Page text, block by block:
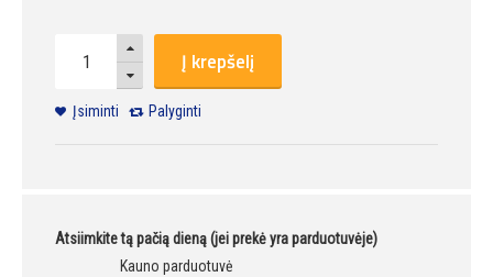
Į krepšelį
Įsiminti Palyginti
Atsiimkite tą pačią dieną (jei prekė yra parduotuvėje)
Kauno parduotuvė